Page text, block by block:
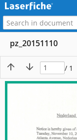
pz_20151110
/ 1